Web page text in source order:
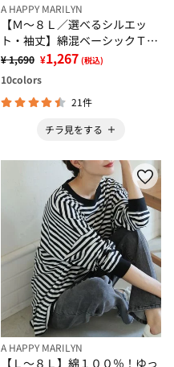
A HAPPY MARILYN
【Ｍ～８Ｌ／選べるシルエッ
ト・袖丈】綿混ベーシックＴシ
ャツ
¥ 1,690 ¥1,267 (税込)
10colors
21件
チラ見をする
A HAPPY MARILYN
【Ｌ～８Ｌ】綿１００％！ゆっ